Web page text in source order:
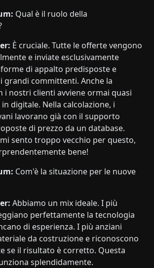
Qual è il ruolo della
È cruciale. Tutte le offerte vengono
e inviate esclusivamente
di appalto predisposte e
committenti. Anche la
i nostri clienti avviene ormai quasi
digitale. Nella calcolazione, i
lavorano già con il supporto
di prezzo da un database.
sento troppo vecchio per questo,
bene!
Com'è la situazione per le nuove
Abbiamo un mix ideale. I più
perfettamente la tecnologia
di esperienza. I più anziani
da costruzione e riconoscono
se il risultato è corretto. Questa
splendidamente.